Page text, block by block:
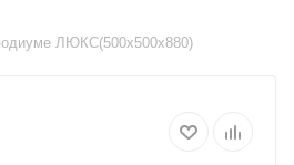
ЛЮКС(500х500х880)